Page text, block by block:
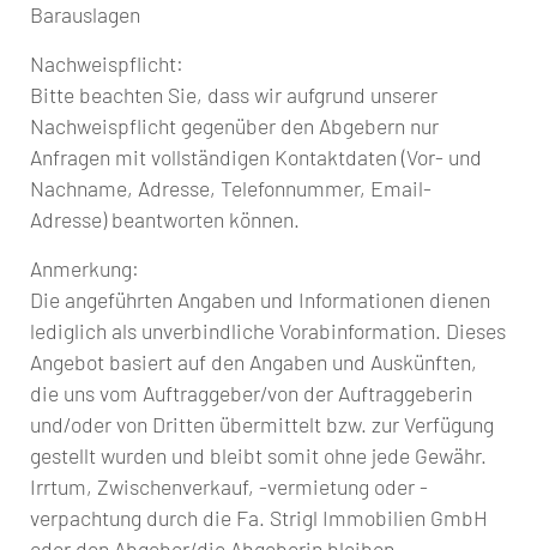
Barauslagen
Nachweispflicht:
Bitte beachten Sie, dass wir aufgrund unserer
Nachweispflicht gegenüber den Abgebern nur
Anfragen mit vollständigen Kontaktdaten (Vor- und
Nachname, Adresse, Telefonnummer, Email-
Adresse) beantworten können.
Anmerkung:
Die angeführten Angaben und Informationen dienen
lediglich als unverbindliche Vorabinformation. Dieses
Angebot basiert auf den Angaben und Auskünften,
die uns vom Auftraggeber/von der Auftraggeberin
und/oder von Dritten übermittelt bzw. zur Verfügung
gestellt wurden und bleibt somit ohne jede Gewähr.
Irrtum, Zwischenverkauf, -vermietung oder -
verpachtung durch die Fa. Strigl Immobilien GmbH